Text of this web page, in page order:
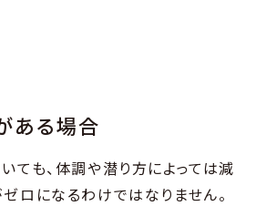
ある場合
ても、体調や潜り方によっては減
ロになるわけではなりません。